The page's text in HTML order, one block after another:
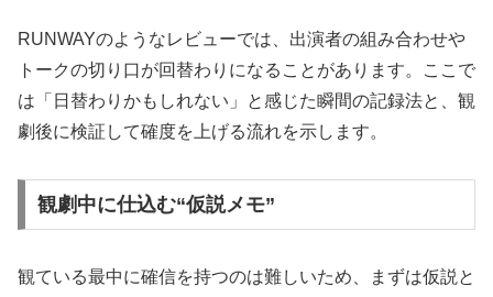
RUNWAYのようなレビューでは、出演者の組み合わせや
トークの切り口が回替わりになることがあります。ここで
は「日替わりかもしれない」と感じた瞬間の記録法と、観
劇後に検証して確度を上げる流れを示します。
観劇中に仕込む“仮説メモ”
観ている最中に確信を持つのは難しいため、まずは仮説と